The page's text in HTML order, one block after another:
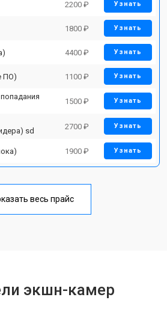
2200 ₽ Узнать
1800 ₽ Узнать
4400 ₽ Узнать
ПО) 1100 ₽ Узнать
1500 ₽ Узнать
sd
2700 ₽ Узнать
1900 ₽ Узнать
весь прайс
экшн-камер